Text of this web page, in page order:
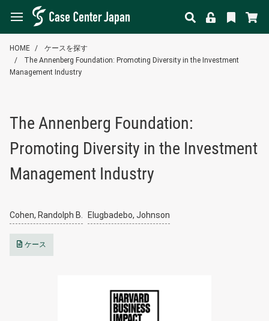
HOME
ケースを探す
The Annenberg Foundation: Promoting Diversity in the Investment
Management Industry
The Annenberg Foundation:
Promoting Diversity in the Investment
Management Industry
Cohen, Randolph B. Elugbadebo, Johnson
ケース